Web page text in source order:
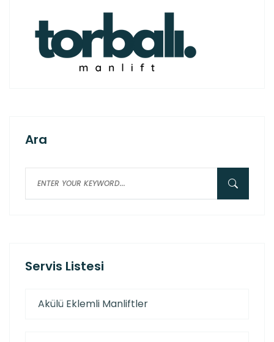
Ara
Servis Listesi
Akülü Eklemli Manliftler